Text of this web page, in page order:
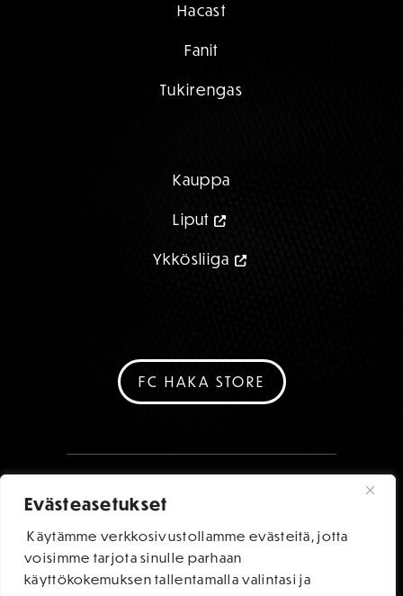
Evästeasetukset
Käytämme verkkosivustollamme evästeitä, jotta
voisimme tarjota sinulle parhaan
käyttökokemuksen tallentamalla valintasi ja
Hacast
Fanit
Tukirengas
Kauppa
Liput
Ykkösliiga
FC HAKA STORE